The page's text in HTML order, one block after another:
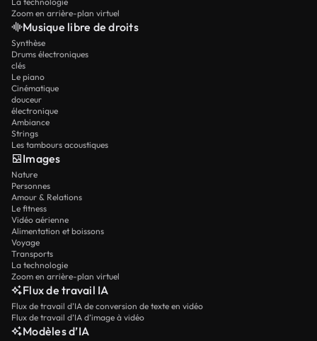
Zoom en arrière-plan virtuel
Musique libre de droits
Synthèse
Drums électroniques
clés
Le piano
Cinématique
douceur
électronique
Ambiance
Strings
Les tambours acoustiques
Images
Nature
Personnes
Amour & Relations
Le fitness
Vidéo aérienne
Alimentation et boissons
Voyage
Transports
La technologie
Zoom en arrière-plan virtuel
Flux de travail IA
Flux de travail d’IA de conversion de texte en vidéo
Flux de travail d’IA d’image à vidéo
Modèles d’IA